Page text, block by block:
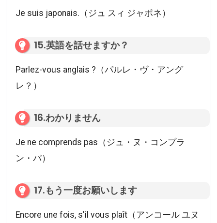
Je suis japonais.（ジュ スィ ジャポネ）
15.英語を話せますか？
Parlez-vous anglais ?（パルレ・ヴ・アング
レ？）
16.わかりません
Je ne comprends pas（ジュ・ヌ・コンプラ
ン・パ）
17.もう一度お願いします
Encore une fois, s'il vous plaît（アンコール ユヌ